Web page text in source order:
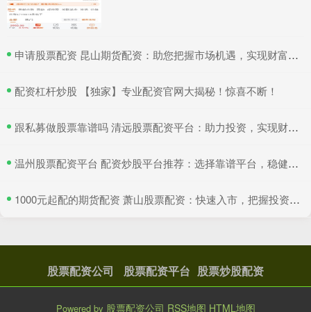
​申请股票配资 昆山期货配资：助您把握市场机遇，实现财富梦想
​配资杠杆炒股 【独家】专业配资官网大揭秘！惊喜不断！
​跟私募做股票靠谱吗 清远股票配资平台：助力投资，实现财富增值
​温州股票配资平台 配资炒股平台推荐：选择靠谱平台，稳健投资
​1000元起配的期货配资 萧山股票配资：快速入市，把握投资良机
股票配资公司 股票配资平台 股票炒股配资
Powered by 股票配资公司 RSS地图 HTML地图